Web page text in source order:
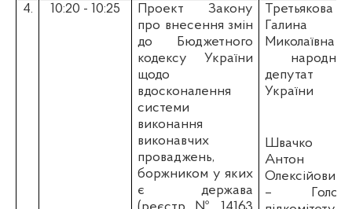
4. 10:20 - 10:25
Проект Закону
про внесення змін
до Бюджетного
кодексу України
щодо
вдосконалення
системи
виконання
виконавчих
проваджень,
боржником у яких
є держава
Третьякова
Галина
Миколаївна
народний
депутат
України
Швачко
Антон
Олексійович
– Голова